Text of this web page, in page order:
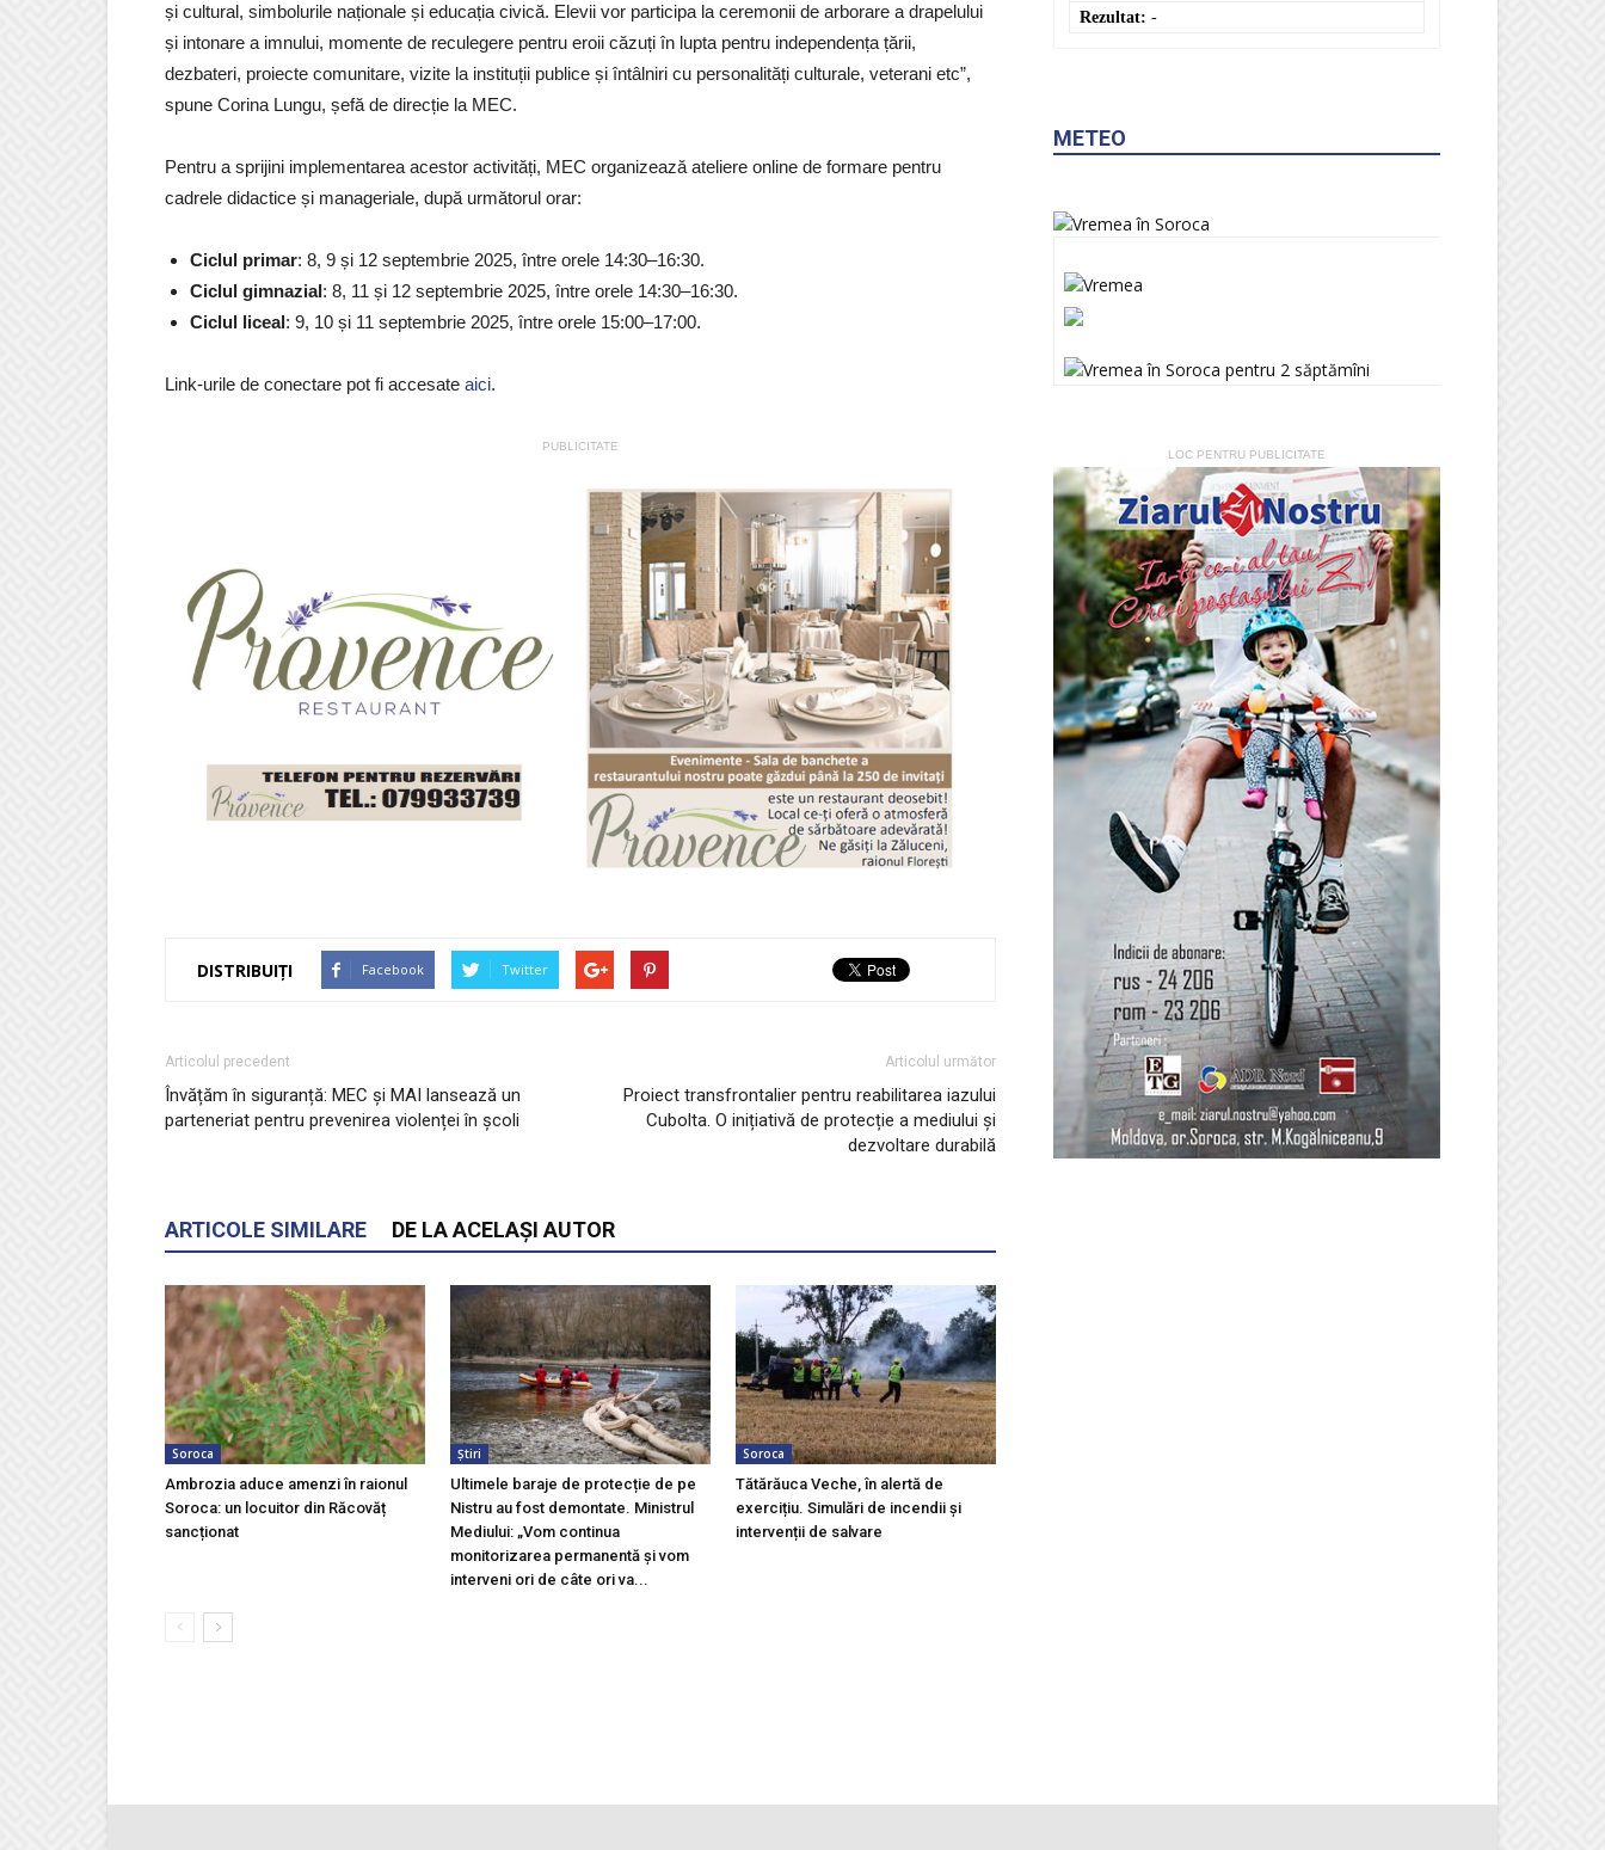
și cultural, simbolurile naționale și educația civică. Elevii vor participa la ceremonii de arborare a drapelului
și intonare a imnului, momente de reculegere pentru eroii căzuți în lupta pentru independența țării,
dezbateri, proiecte comunitare, vizite la instituții publice și întâlniri cu personalități culturale, veterani etc”,
spune Corina Lungu, șefă de direcție la MEC.
Pentru a sprijini implementarea acestor activități, MEC organizează ateliere online de formare pentru
cadrele didactice și manageriale, după următorul orar:
Ciclul primar: 8, 9 și 12 septembrie 2025, între orele 14:30–16:30.
Ciclul gimnazial: 8, 11 și 12 septembrie 2025, între orele 14:30–16:30.
Ciclul liceal: 9, 10 și 11 septembrie 2025, între orele 15:00–17:00.
Link-urile de conectare pot fi accesate aici.
PUBLICITATE
DISTRIBUIȚI Facebook Twitter
Articolul precedent
Învățăm în siguranță: MEC și MAI lansează un
parteneriat pentru prevenirea violenței în școli
Articolul următor
Proiect transfrontalier pentru reabilitarea iazului
Cubolta. O inițiativă de protecție a mediului și
dezvoltare durabilă
ARTICOLE SIMILARE DE LA ACELAȘI AUTOR
Soroca
Ambrozia aduce amenzi în raionul
Soroca: un locuitor din Răcovăț
sancționat
Știri
Ultimele baraje de protecție de pe
Nistru au fost demontate. Ministrul
Mediului: „Vom continua
monitorizarea permanentă și vom
interveni ori de câte ori va...
Soroca
Tătărăuca Veche, în alertă de
exercițiu. Simulări de incendii și
intervenții de salvare
Rezultat: -
METEO
LOC PENTRU PUBLICITATE